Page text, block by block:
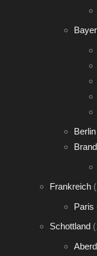
Berlin
Frankreich
Paris
Schottland